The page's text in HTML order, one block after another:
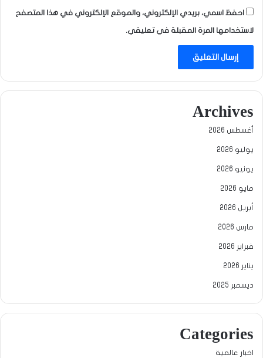
احفظ اسمي، بريدي الإلكتروني، والموقع الإلكتروني في هذا المتصفح
لاستخدامها المرة المقبلة في تعليقي.
Archives
أغسطس 2026
يوليو 2026
يونيو 2026
مايو 2026
أبريل 2026
مارس 2026
فبراير 2026
يناير 2026
ديسمبر 2025
Categories
اخبار عالمية